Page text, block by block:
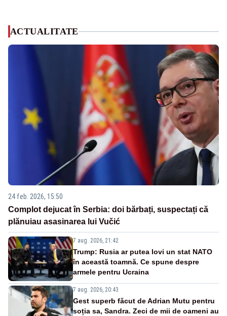
ACTUALITATE
24 feb. 2026, 15:50
Complot dejucat în Serbia: doi bărbați, suspectați că
plănuiau asasinarea lui Vučić
7 aug. 2026, 21:42
Trump: Rusia ar putea lovi un stat NATO
în această toamnă. Ce spune despre
armele pentru Ucraina
7 aug. 2026, 20:43
Gest superb făcut de Adrian Mutu pentru
soția sa, Sandra. Zeci de mii de oameni au